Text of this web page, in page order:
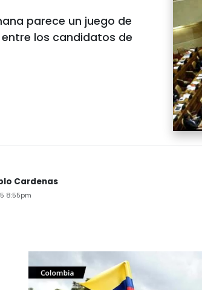
parece un juego de
los candidatos de
Cardenas
8:55pm